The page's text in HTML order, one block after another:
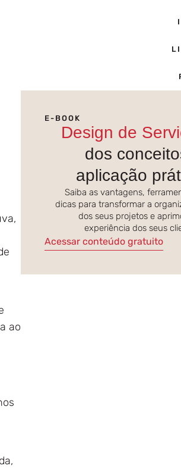
ao
E-BOOK
Design de
dos
aplicação
Saiba as vantagens,
dicas para transformar a
dos seus projetos e
experiência dos seus
Acessar conteúdo gratuito